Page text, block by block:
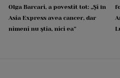
Olga Barcari, a povestit tot: „Și în
Asia Express avea cancer, dar
nimeni nu știa, nici ea”